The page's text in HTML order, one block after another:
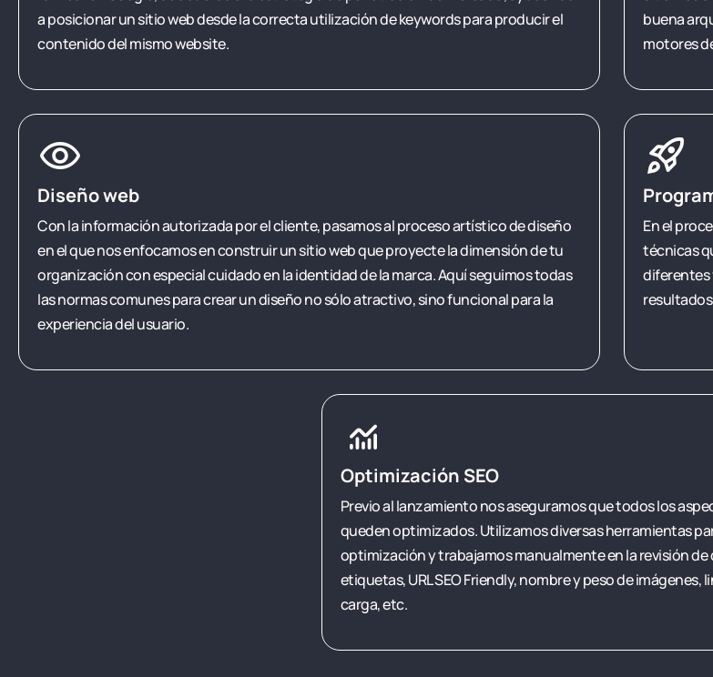
a posicionar un sitio web desde la correcta utilización de keywords para producir el
contenido del mismo website.
buena
motores
visibility
Diseño web
Con la información autorizada por el cliente, pasamos al proceso artístico de diseño
en el que nos enfocamos en construir un sitio web que proyecte la dimensión de tu
organización con especial cuidado en la identidad de la marca. Aquí seguimos todas
las normas comunes para crear un diseño no sólo atractivo, sino funcional para la
experiencia del usuario.
rocket_launch
En el
técnicas
diferentes
monitoring
Optimización SEO
Previo al lanzamiento nos aseguramos que todos los
queden optimizados. Utilizamos diversas herramientas
optimización y trabajamos manualmente en la revisión
etiquetas, URL SEO Friendly, nombre y peso de
carga, etc.